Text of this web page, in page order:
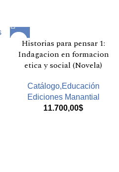
Historias para pensar 1:
Indagacion en formacion
etica y social (Novela)
Catálogo,Educación
Ediciones Manantial
11.700,00$